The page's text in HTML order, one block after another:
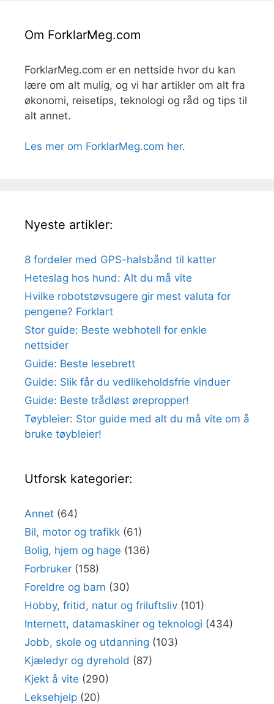
Om ForklarMeg.com
ForklarMeg.com er en nettside hvor du kan
lære om alt mulig, og vi har artikler om alt fra
økonomi, reisetips, teknologi og råd og tips til
alt annet.
Les mer om ForklarMeg.com her.
Nyeste artikler:
8 fordeler med GPS-halsbånd til katter
Heteslag hos hund: Alt du må vite
Hvilke robotstøvsugere gir mest valuta for
pengene? Forklart
Stor guide: Beste webhotell for enkle
nettsider
Guide: Beste lesebrett
Guide: Slik får du vedlikeholdsfrie vinduer
Guide: Beste trådløst ørepropper!
Tøybleier: Stor guide med alt du må vite om å
bruke tøybleier!
Utforsk kategorier:
Annet (64)
Bil, motor og trafikk (61)
Bolig, hjem og hage (136)
Forbruker (158)
Foreldre og barn (30)
Hobby, fritid, natur og friluftsliv (101)
Internett, datamaskiner og teknologi (434)
Jobb, skole og utdanning (103)
Kjæledyr og dyrehold (87)
Kjekt å vite (290)
Leksehjelp (20)